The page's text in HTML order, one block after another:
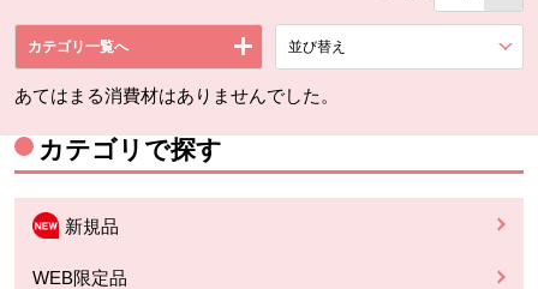
カテゴリ一覧へ 並び替え
あてはまる消費材はありませんでした。
カテゴリで探す
新規品
WEB限定品